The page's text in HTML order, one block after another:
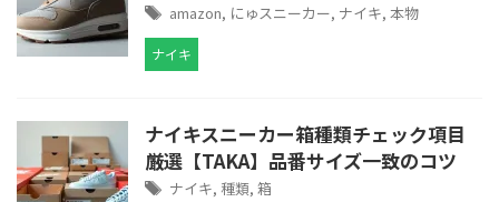
amazon, にゅスニーカー, ナイキ, 本物
ナイキ
ナイキスニーカー箱種類チェック項目
厳選【TAKA】品番サイズ一致のコツ
ナイキ, 種類, 箱